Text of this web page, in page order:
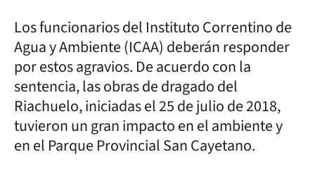
Los funcionarios del Instituto Correntino de
Agua y Ambiente (ICAA) deberán responder
por estos agravios. De acuerdo con la
sentencia, las obras de dragado del
Riachuelo, iniciadas el 25 de julio de 2018,
tuvieron un gran impacto en el ambiente y
en el Parque Provincial San Cayetano.